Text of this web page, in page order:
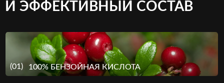
И ЭФФЕКТИВНЫЙ СОСТАВ
(01) 100% БЕНЗОЙНАЯ КИСЛОТА